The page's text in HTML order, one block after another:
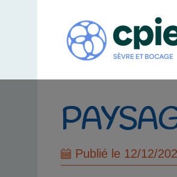
Publié le 12/12/